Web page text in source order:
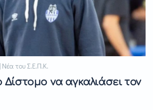
του Σ.Ε.Π.Κ.
Δίστομο να αγκαλιάσει τον